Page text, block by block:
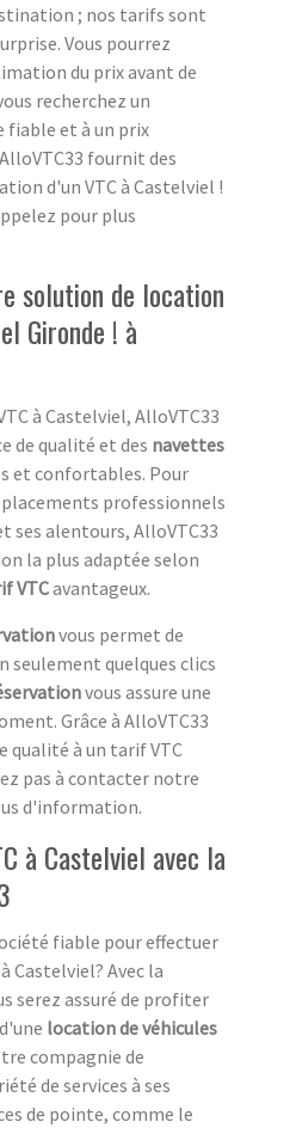
; nos tarifs sont
Vous pourrez
du prix avant de
recherchez un
fiable et à un prix
fournit des
d'un VTC à Castelviel !
pour plus
solution de location
Gironde ! à
à Castelviel, AlloVTC33
de qualité et des navettes
et confortables. Pour
professionnels
ses alentours, AlloVTC33
la plus adaptée selon
VTCavantageux.
vous permet de
seulement quelques clics
vous assure une
Grâce à AlloVTC33
qualité à un tarif VTC
pas à contacter notre
d'information.
à Castelviel avec la
fiable pour effectuer
Castelviel? Avec la
serez assuré de profiter
location de véhicules
compagnie de
de services à ses
de pointe, comme le